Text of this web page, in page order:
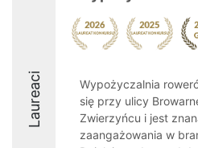
Laureaci
Wypożyczalnia
się przy ulicy
Zwierzyńcu i jest
zaangażowania w